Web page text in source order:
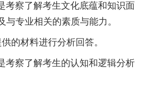
考察了解考生文化底蕴和知识面
与专业相关的素质与能力。
的材料进行分析回答。
考察了解考生的认知和逻辑分析